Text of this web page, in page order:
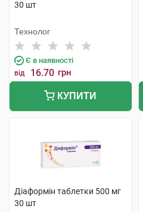
30 шт
Технолог
Є в наявності
від 16.70 грн
КУПИТИ
Діаформін таблетки 500 мг
30 шт